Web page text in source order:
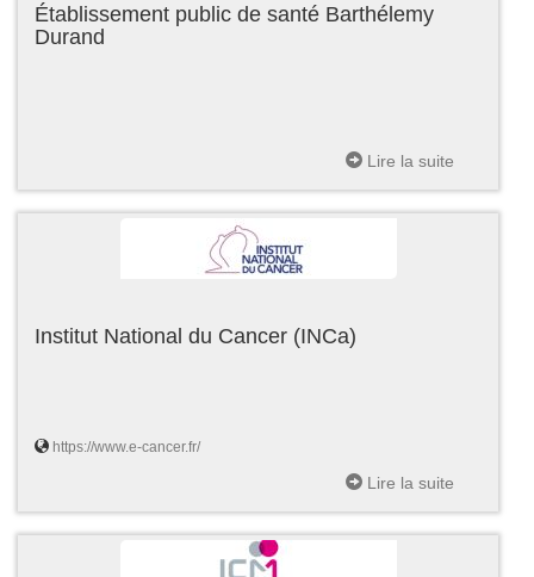
Établissement public de santé Barthélemy
Durand
Lire la suite
Institut National du Cancer (INCa)
https://www.e-cancer.fr/
Lire la suite